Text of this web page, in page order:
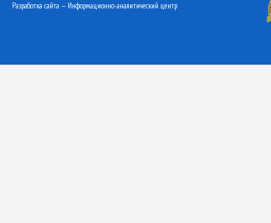
Разработка сайта — Информационно-аналитический центр